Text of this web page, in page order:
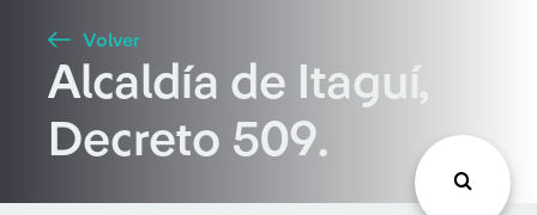
Buscar
Volver
Alcaldía de Itaguí,
Decreto 509.